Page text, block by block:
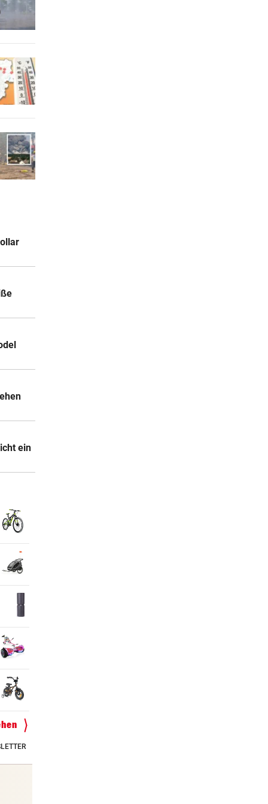
ein